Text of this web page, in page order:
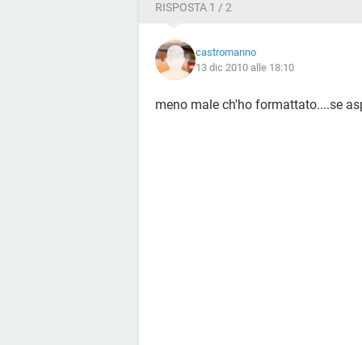
RISPOSTA 1 / 2
castromanno
13 dic 2010 alle 18:10
meno male ch'ho formattato....se